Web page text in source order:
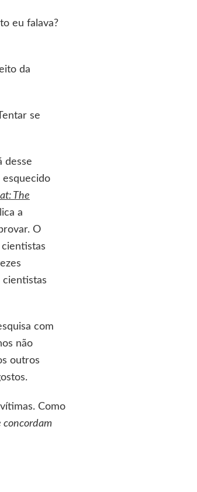
eu falava?
da
se
desse
esquecido
The
a
O
cientistas
com
não
outros
Como
concordam